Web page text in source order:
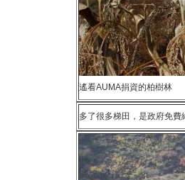
遙看AUMA捐資的柏樹林
多了很多梯田，是政府免